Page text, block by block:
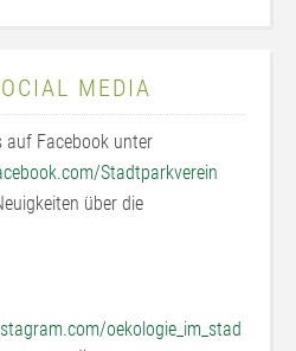
MEDIA
auf Facebook unter
Stadtparkverein
über die
oekologie_im_stad